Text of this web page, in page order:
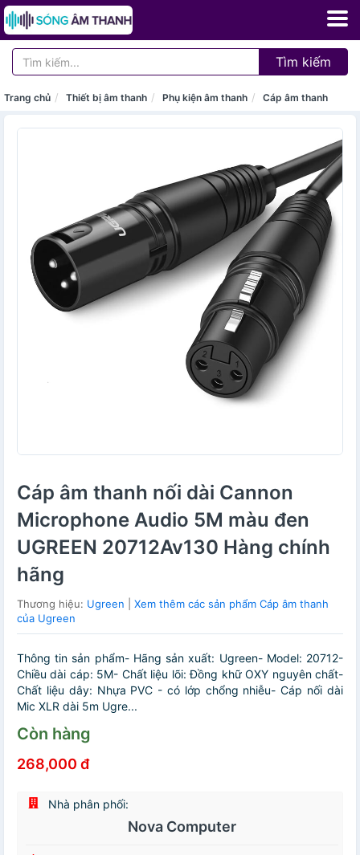
Tìm kiếm
Trang chủ Thiết bị âm thanh Phụ kiện âm thanh Cáp âm thanh
Cáp âm thanh nối dài Cannon
Microphone Audio 5M màu đen
UGREEN 20712Av130 Hàng chính
hãng
Thương hiệu: Ugreen
Xem thêm các sản phẩm Cáp âm thanh
của Ugreen
Thông tin sản phẩm- Hãng sản xuất: Ugreen- Model: 20712-
Chiều dài cáp: 5M- Chất liệu lõi: Đồng khữ OXY nguyên chất-
Chất liệu dây: Nhựa PVC - có lớp chổng nhiễu- Cáp nối dài
Mic XLR dài 5m Ugre...
Còn hàng
268,000 đ
Nhà phân phối:
Nova Computer